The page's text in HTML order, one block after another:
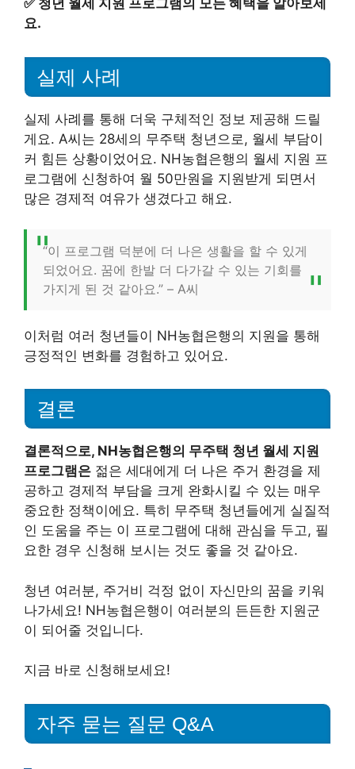
✅ 청년 월세 지원 프로그램의 모든 혜택을 알아보세
요.
실제 사례
실제 사례를 통해 더욱 구체적인 정보 제공해 드릴
게요. A씨는 28세의 무주택 청년으로, 월세 부담이
커 힘든 상황이었어요. NH농협은행의 월세 지원 프
로그램에 신청하여 월 50만원을 지원받게 되면서
많은 경제적 여유가 생겼다고 해요.
“이 프로그램 덕분에 더 나은 생활을 할 수 있게
되었어요. 꿈에 한발 더 다가갈 수 있는 기회를
가지게 된 것 같아요.” – A씨
이처럼 여러 청년들이 NH농협은행의 지원을 통해
긍정적인 변화를 경험하고 있어요.
결론
결론적으로, NH농협은행의 무주택 청년 월세 지원
프로그램은 젊은 세대에게 더 나은 주거 환경을 제
공하고 경제적 부담을 크게 완화시킬 수 있는 매우
중요한 정책이에요. 특히 무주택 청년들에게 실질적
인 도움을 주는 이 프로그램에 대해 관심을 두고, 필
요한 경우 신청해 보시는 것도 좋을 것 같아요.
청년 여러분, 주거비 걱정 없이 자신만의 꿈을 키워
나가세요! NH농협은행이 여러분의 든든한 지원군
이 되어줄 것입니다.
지금 바로 신청해보세요!
자주 묻는 질문 Q&A